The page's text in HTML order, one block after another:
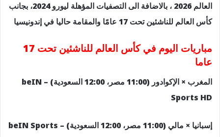
العالم 2026 ، بالاضافة الى التصفيات المؤهلة ليورو 2024، بجانب
كأس العالم للناشئين تحت 17 عامًا والمقامة حاليا في إندونيسيا
مباريات اليوم في كأس العالم للناشئين تحت 17
عاما
المغرب × الإكوادور (11:00 مصر، 12:00 السعودية) – beIN
Sports HD
إسبانيا × مالي (11:00 مصر، 12:00 السعودية) – beIN Sports